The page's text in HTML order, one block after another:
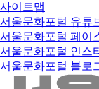
사이트맵
서울문화포털 유튜
서울문화포털 페이
서울문화포털 인스
서울문화포털 블로